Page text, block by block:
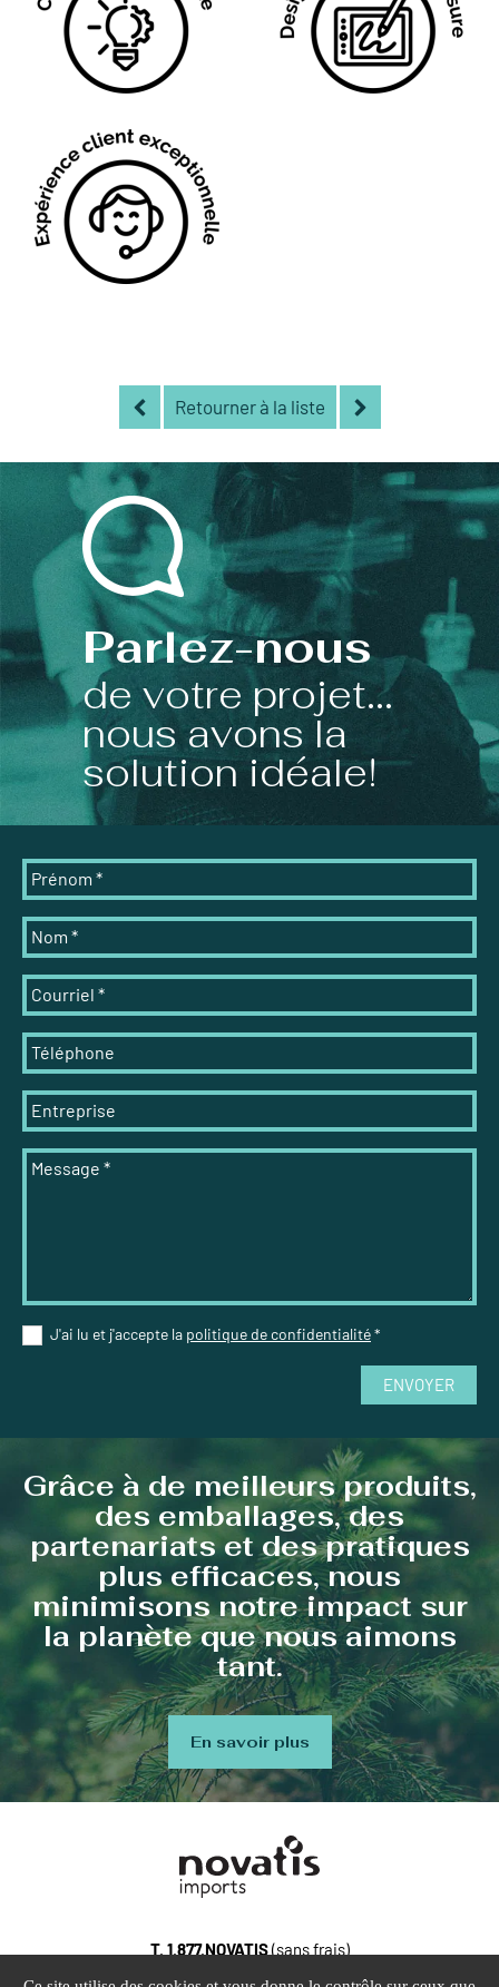
Retourner à la liste
Parlez-nous
de votre projet...
nous avons la
solution idéale!
Prénom *
Nom *
Courriel *
Téléphone
Entreprise
Message *
J'ai lu et j'accepte la politique de confidentialité*
ENVOYER
Grâce à de meilleurs produits,
des emballages, des
partenariats et des pratiques
plus efficaces, nous
minimisons notre impact sur
la planète que nous aimons
tant.
En savoir plus
T. 1.877.NOVATIS(sans frais)